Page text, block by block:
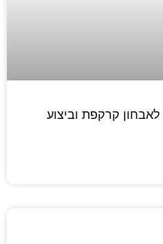
מכשיר SCALP CARE לאבחון קרקפת וביצוע